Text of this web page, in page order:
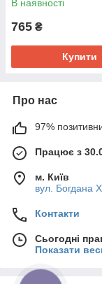
В наявності
765 ₴
Купити
Про нас
97%
Працює з
м. Київ
вул. Богдана
Контакти
Сьогодні
Показати